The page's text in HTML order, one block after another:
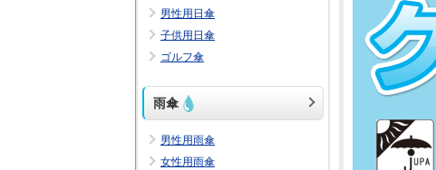
男性用日傘
子供用日傘
ゴルフ傘
雨傘
男性用雨傘
女性用雨傘